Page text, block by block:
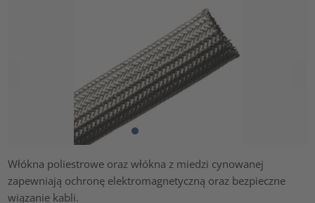
Włókna poliestrowe oraz włókna z miedzi cynowanej
zapewniają ochronę elektromagnetyczną oraz bezpieczne
wiązanie kabli.